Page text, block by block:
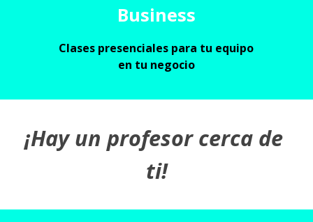
Business
Clases presenciales para tu equipo
en tu negocio
¡Hay un profesor cerca de
ti!